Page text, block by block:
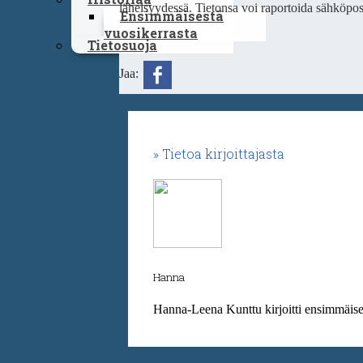
Ensimmäisestä
vuosikerrasta
Tietosuoja
läheisyydessä. Tietonsa voi raportoida
Jaa:
Tietoa kirjoittajasta
Hanna
Hanna-Leena Kunttu kirjoitti